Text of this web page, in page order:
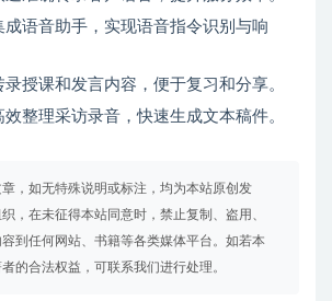
成语音助手，实现语音指令识别与响
录授课和发言内容，便于复习和分享。
效整理采访录音，快速生成文本稿件。
，如无特殊说明或标注，均为本站原创发
，在未征得本站同意时，禁止复制、盗用、
到任何网站、书籍等各类媒体平台。如若本
的合法权益，可联系我们进行处理。